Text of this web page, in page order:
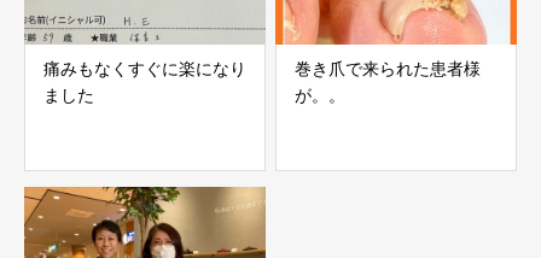
痛みもなくすぐに楽になり
ました
巻き爪で来られた患者様
が。。